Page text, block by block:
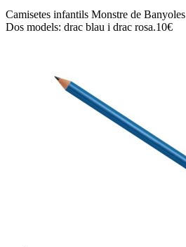
Camisetes infantils Monstre de Banyoles
Dos models: drac blau i drac rosa.10€